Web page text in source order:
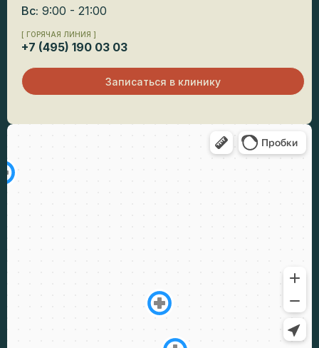
Вс: 9:00 - 21:00
[ ГОРЯЧАЯ ЛИНИЯ ]
+7 (495) 190 03 03
Записаться в клинику